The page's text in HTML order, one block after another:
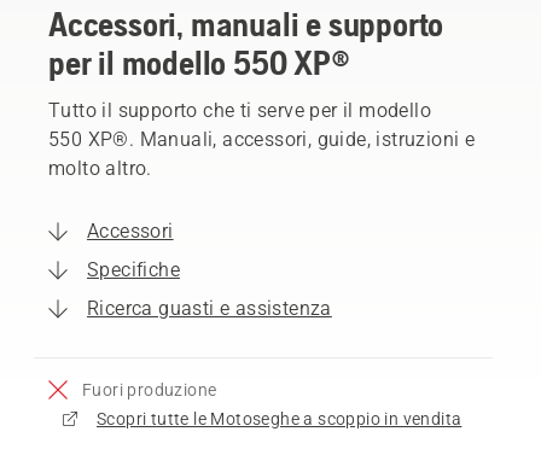
Accessori, manuali e supporto
per il modello 550 XP®
Tutto il supporto che ti serve per il modello
550 XP®. Manuali, accessori, guide, istruzioni e
molto altro.
Accessori
Specifiche
Ricerca guasti e assistenza
Fuori produzione
Scopri tutte le Motoseghe a scoppio in vendita